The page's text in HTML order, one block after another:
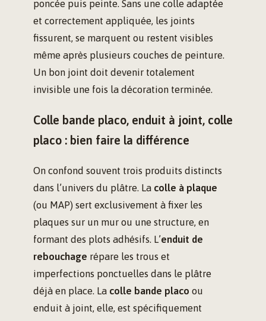
poncée puis peinte. Sans une colle adaptée
et correctement appliquée, les joints
fissurent, se marquent ou restent visibles
même après plusieurs couches de peinture.
Un bon joint doit devenir totalement
invisible une fois la décoration terminée.
Colle bande placo, enduit à joint, colle
placo : bien faire la différence
On confond souvent trois produits distincts
dans l’univers du plâtre. La colle à plaque
(ou MAP) sert exclusivement à fixer les
plaques sur un mur ou une structure, en
formant des plots adhésifs. L’enduit de
rebouchage répare les trous et
imperfections ponctuelles dans le plâtre
déjà en place. La colle bande placo ou
enduit à joint, elle, est spécifiquement